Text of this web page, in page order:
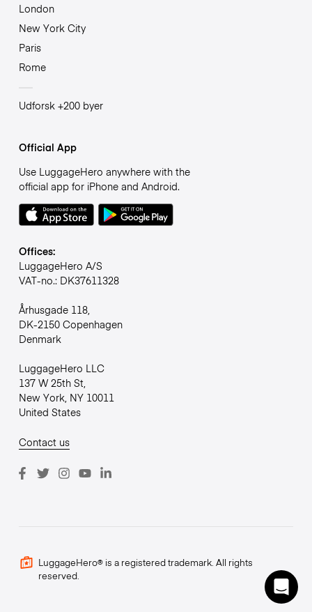
London
New York City
Paris
Rome
Udforsk +200 byer
Official App
Use LuggageHero anywhere with the
official app for iPhone and Android.
Offices:
LuggageHero A/S
VAT-no.: DK37611328
Århusgade 118,
DK-2150 Copenhagen
Denmark
LuggageHero LLC
137 W 25th St,
New York, NY 10011
United States
Contact us
LuggageHero® is a registered trademark. All rights
reserved.